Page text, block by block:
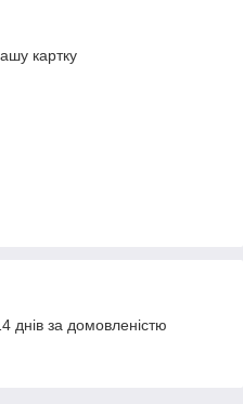
картку
днів за домовленістю